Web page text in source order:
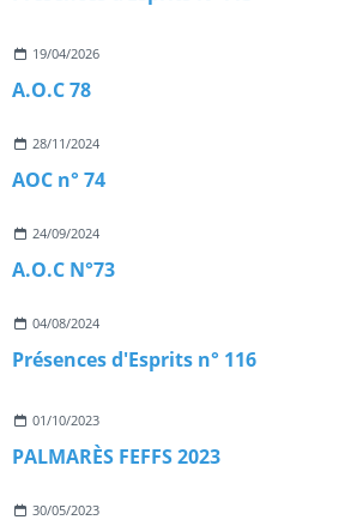
19/04/2026
A.O.C 78
28/11/2024
AOC n° 74
24/09/2024
A.O.C N°73
04/08/2024
Présences d'Esprits n° 116
01/10/2023
PALMARÈS FEFFS 2023
30/05/2023